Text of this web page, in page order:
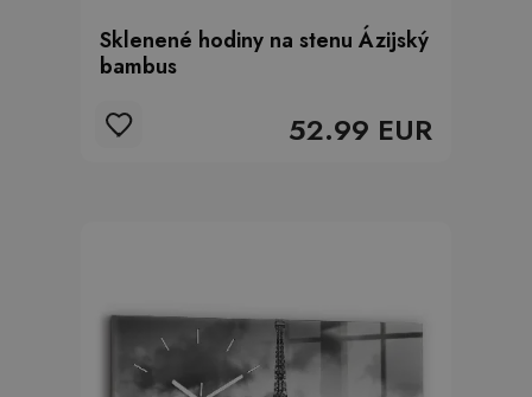
Sklenené hodiny na stenu Ázijský
bambus
52.99 EUR